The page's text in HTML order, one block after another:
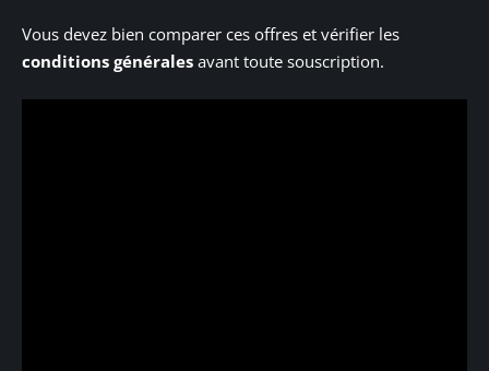
Vous devez bien comparer ces offres et vérifier les
conditions générales avant toute souscription.